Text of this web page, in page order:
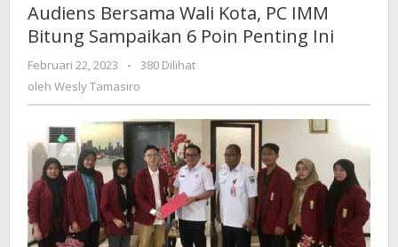
Kota,
PC
IMM
Poin
Penting
Ini
Audiens Bersama Wali Kota, PC IMM
Bitung Sampaikan 6 Poin Penting Ini
Februari 22, 2023
oleh
Wesly
-
380 Dilihat
oleh Wesly Tamasiro